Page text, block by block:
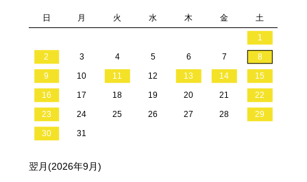
日 月 火 水 木 金 土
1
2
3 4 5 6 7
8
9
10 11 12 13 14
15
16
17 18 19 20 21
22
23
24 25 26 27 28
29
30
31
翌月(2026年9月)